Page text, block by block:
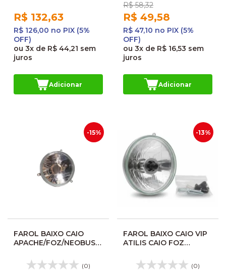
R$ 132,63
R$ 126,00 no PIX (5%
OFF)
ou 3x de R$ 44,21 sem
juros
Adicionar
R$ 58,32
R$ 49,58
R$ 47,10 no PIX (5%
OFF)
ou 3x de R$ 16,53 sem
juros
Adicionar
-15%
FAROL BAIXO CAIO
APACHE/FOZ/NEOBUS
(0)
-13%
FAROL BAIXO CAIO VIP
ATILIS CAIO FOZ
FL489VSL 113150
(0)